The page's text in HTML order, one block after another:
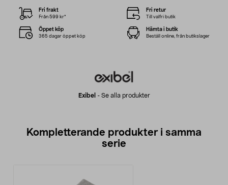
Exibel - Se alla produkter
Fri frakt
Från 599 kr*
Fri retur
Till valfri butik
Öppet köp
365 dagar öppet köp
Hämta i butik
Beställ online, från butikslager
Kompletterande produkter i samma
serie